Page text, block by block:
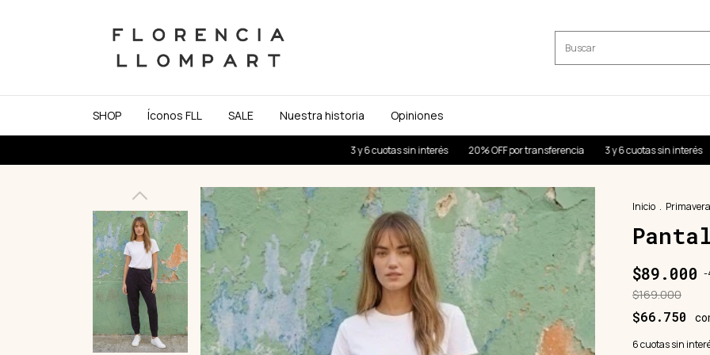
SHOP Íconos FLL SALE Nuestra historia Opiniones
3 y 6 cuotas sin interés 20% OFF por transferencia 3 y 6 cuotas sin interés 20% OFF por
Inicio . Primavera
$89.000 -
$169.000
$66.750
6cuotas sin